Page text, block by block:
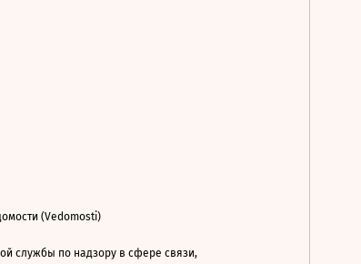
(Vedomosti)
службы по надзору в сфере связи,